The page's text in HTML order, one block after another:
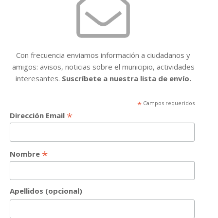
Con frecuencia enviamos información a ciudadanos y
amigos: avisos, noticias sobre el municipio, actividades
interesantes. Suscríbete a nuestra lista de envío.
* Campos requeridos
Dirección Email *
Nombre *
Apellidos (opcional)